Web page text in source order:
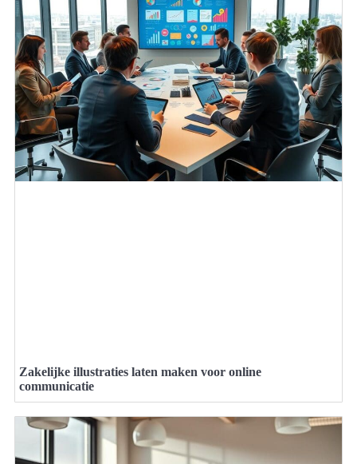
Zakelijke illustraties laten maken voor online
communicatie